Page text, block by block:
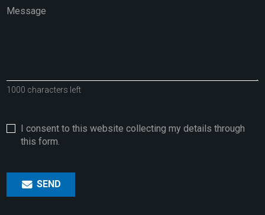
1000 characters left
I consent to this website collecting my details through
this form.
SEND